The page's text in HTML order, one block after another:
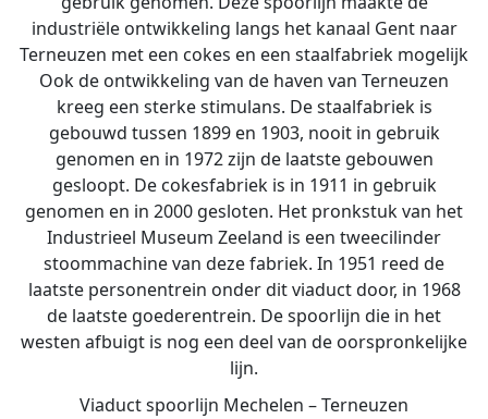
industriële ontwikkeling langs het kanaal Gent naar
Terneuzen met een cokes en een staalfabriek mogelijk
Ook de ontwikkeling van de haven van Terneuzen
kreeg een sterke stimulans. De staalfabriek is
gebouwd tussen 1899 en 1903, nooit in gebruik
genomen en in 1972 zijn de laatste gebouwen
gesloopt. De cokesfabriek is in 1911 in gebruik
genomen en in 2000 gesloten. Het pronkstuk van het
Industrieel Museum Zeeland is een tweecilinder
stoommachine van deze fabriek. In 1951 reed de
laatste personentrein onder dit viaduct door, in 1968
de laatste goederentrein. De spoorlijn die in het
westen afbuigt is nog een deel van de oorspronkelijke
lijn.
Viaduct spoorlijn Mechelen – Terneuzen